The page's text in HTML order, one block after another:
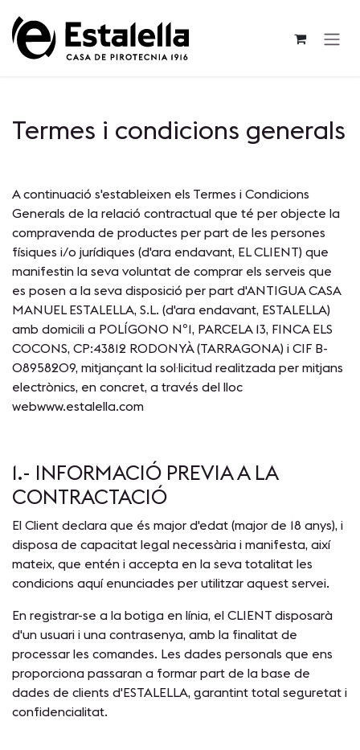
Termes i condicions generals
A continuació s'estableixen els Termes i Condicions
Generals de la relació contractual que té per objecte la
compravenda de productes per part de les persones
físiques i/o jurídiques (d'ara endavant, EL CLIENT) que
manifestin la seva voluntat de comprar els serveis que
es posen a la seva disposició per part d'ANTIGUA CASA
MANUEL ESTALELLA, S.L. (d'ara endavant, ESTALELLA)
amb domicili a POLÍGONO Nº1, PARCELA 13, FINCA ELS
COCONS, CP:43812 RODONYÀ (TARRAGONA) i CIF B-
08958209, mitjançant la sol·licitud realitzada per mitjans
electrònics, en concret, a través del lloc
webwww.estalella.com
1.- INFORMACIÓ PREVIA A LA
CONTRACTACIÓ
El Client declara que és major d'edat (major de 18 anys), i
disposa de capacitat legal necessària i manifesta, així
mateix, que entén i accepta en la seva totalitat les
condicions aquí enunciades per utilitzar aquest servei.
En registrar-se a la botiga en línia, el CLIENT disposarà
d'un usuari i una contrasenya, amb la finalitat de
processar les comandes. Les dades personals que ens
proporciona passaran a formar part de la base de
dades de clients d'ESTALELLA, garantint total seguretat i
confidencialitat.